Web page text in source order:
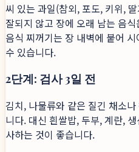
씨 있는 과일(참외, 포도, 키위,
잘되지 않고 장에 오래 남는 음
음식 찌꺼기는 장 내벽에 붙어
수 있습니다.
2단계: 검사 3일 전
김치, 나물류와 같은 질긴 채소
니다. 대신 흰쌀밥, 두부, 계란,
사하는 것이 좋습니다.